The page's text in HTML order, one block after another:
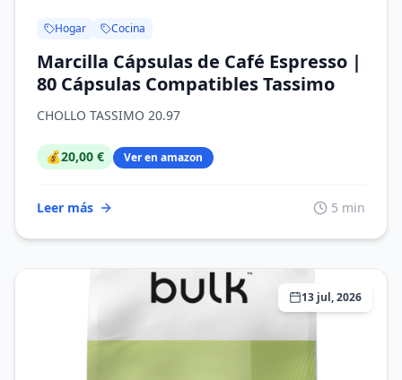
Hogar Cocina
Marcilla Cápsulas de Café Espresso |
80 Cápsulas Compatibles Tassimo
CHOLLO TASSIMO 20.97
💰20,00 € Ver en amazon
Leer más 5 min
13 jul, 2026